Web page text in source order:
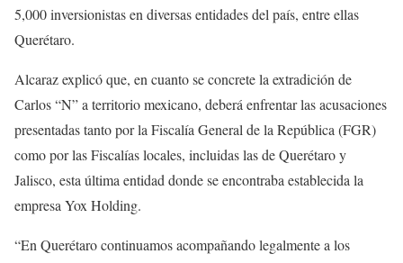
5,000 inversionistas en diversas entidades del país, entre ellas
Querétaro.
Alcaraz explicó que, en cuanto se concrete la extradición de
Carlos “N” a territorio mexicano, deberá enfrentar las acusaciones
presentadas tanto por la Fiscalía General de la República (FGR)
como por las Fiscalías locales, incluidas las de Querétaro y
Jalisco, esta última entidad donde se encontraba establecida la
empresa Yox Holding.
“En Querétaro continuamos acompañando legalmente a los